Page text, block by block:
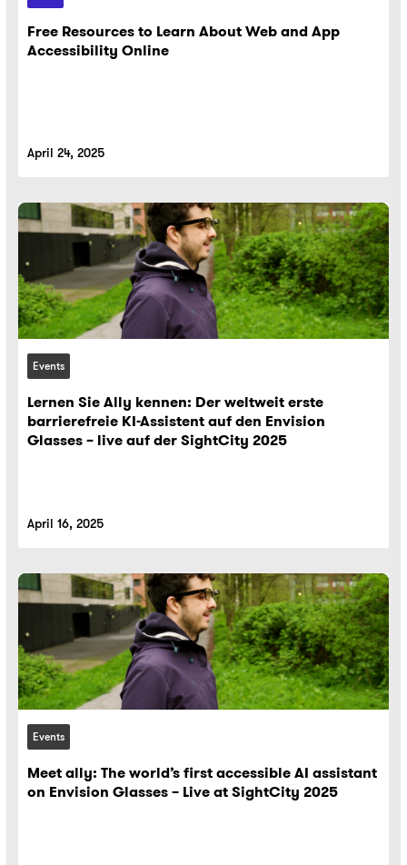
Free Resources to Learn About Web and App
Accessibility Online
April 24, 2025
Events
Lernen Sie Ally kennen: Der weltweit erste
barrierefreie KI-Assistent auf den Envision
Glasses – live auf der SightCity 2025
April 16, 2025
Events
Meet ally: The world’s first accessible AI assistant
on Envision Glasses – Live at SightCity 2025